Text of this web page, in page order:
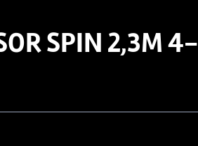
SPIN 2,3M 4-